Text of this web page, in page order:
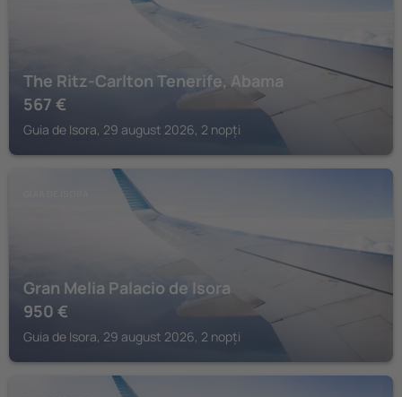
The Ritz-Carlton Tenerife, Abama
567 €
Guia de Isora, 29 august 2026, 2 nopți
Gran Melia Palacio de Isora
950 €
Guia de Isora, 29 august 2026, 2 nopți